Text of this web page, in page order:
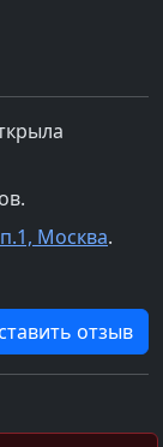
Москва.
отзыв